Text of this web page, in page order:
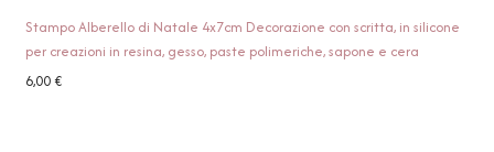
Stampo Alberello di Natale 4x7cm Decorazione con scritta, in silicone
per creazioni in resina, gesso, paste polimeriche, sapone e cera
6,00€